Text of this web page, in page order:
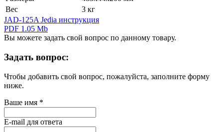
Вес
3 кг
JAD-125A Jedia инструкция
PDF 1.05 Mb
Вы можете задать свой вопрос по данному товару.
Задать вопрос:
Чтобы добавить свой вопрос, пожалуйста, заполните форму
ниже.
Ваше имя *
E-mail для ответа